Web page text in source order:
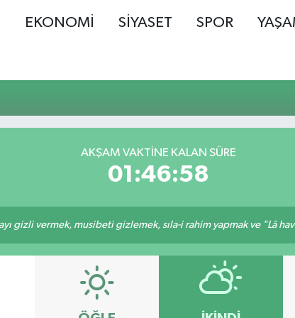
EKONOMİ SİYASET SPOR
AKŞAM VAKTINE KALAN SÜRE
01:46:57
gizli vermek, musibeti gizlemek, sıla-i rahim yapmak ve "Lâ